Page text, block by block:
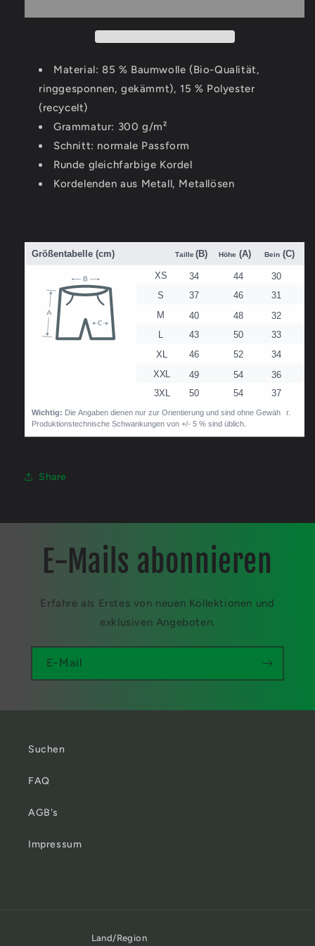
Organic
Organic
Material: 85 % Baumwolle (Bio-Qualität,
ringgesponnen, gekämmt), 15 % Polyester
(recycelt)
Grammatur: 300 g/m²
Schnitt: normale Passform
Runde gleichfarbige Kordel
Kordelenden aus Metall, Metallösen
Share
E-Mails abonnieren
Erfahre als Erstes von neuen Kollektionen und
exklusiven Angeboten.
E-Mail
Suchen
FAQ
AGB's
Impressum
Land/Region